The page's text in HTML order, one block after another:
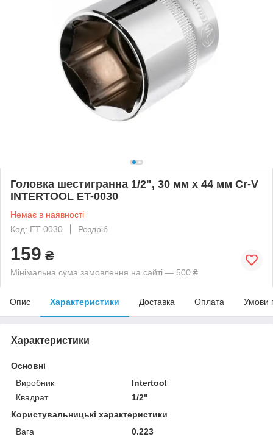
Головка шестигранна 1/2", 30 мм x 44 мм Cr-V
INTERTOOL ET-0030
Немає в наявності
Код: ET-0030
Роздріб
159 ₴
Мінімальна сума замовлення на сайті — 500 ₴
Опис Характеристики Доставка Оплата Умови
Характеристики
Основні
Виробник
Intertool
Квадрат
1/2"
Користувальницькі характеристики
Вага
0.223